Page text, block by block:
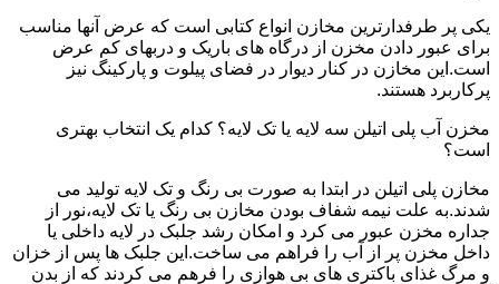
یکی پر طرفدارترین مخازن انواع کتابی است که عرض آنها مناسب
برای عبور دادن مخزن از درگاه های باریک و دربهای کم عرض
است.این مخازن در کنار دیوار در فضای پیلوت و پارکینگ نیز
پرکاربرد هستند.
مخزن آب پلی اتیلن سه لایه یا تک لایه؟ کدام یک انتخاب بهتری
است؟
مخازن پلی اتیلن در ابتدا به صورت بی رنگ و تک لایه تولید می
شدند.به علت نیمه شفاف بودن مخازن بی رنگ یا تک لایه،نور از
جداره مخزن عبور می کرد و امکان رشد جلبک در لایه داخلی یا
داخل مخزن پر از آب را فراهم می ساخت.این جلبک ها پس از خزان
و مرگ غذای باکتری های بی هوازی را فرهم می کردند که از بدن